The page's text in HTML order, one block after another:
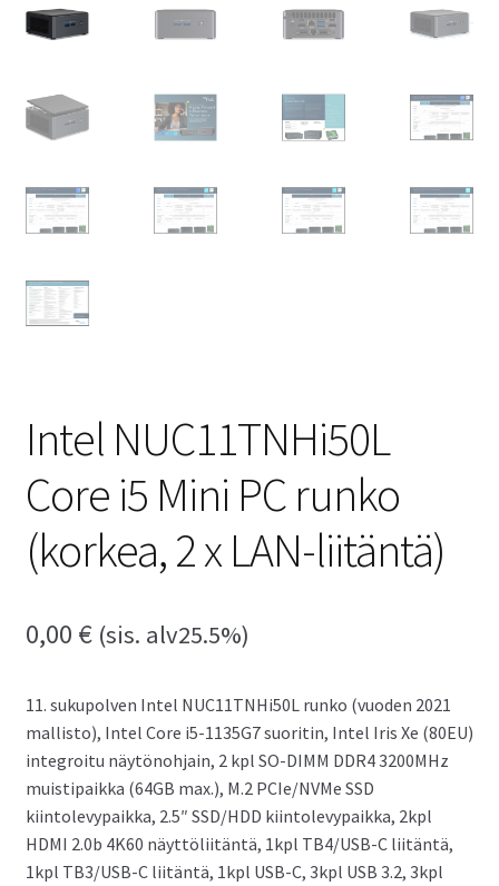
Intel NUC11TNHi50L
Core i5 Mini PC runko
(korkea, 2 x LAN-liitäntä)
0,00 €(sis. alv25.5%)
11. sukupolven Intel NUC11TNHi50L runko (vuoden 2021
mallisto), Intel Core i5-1135G7 suoritin, Intel Iris Xe (80EU)
integroitu näytönohjain, 2 kpl SO-DIMM DDR4 3200MHz
muistipaikka (64GB max.), M.2 PCIe/NVMe SSD
kiintolevypaikka, 2.5″ SSD/HDD kiintolevypaikka, 2kpl
HDMI 2.0b 4K60 näyttöliitäntä, 1kpl TB4/USB-C liitäntä,
1kpl TB3/USB-C liitäntä, 1kpl USB-C, 3kpl USB 3.2, 3kpl